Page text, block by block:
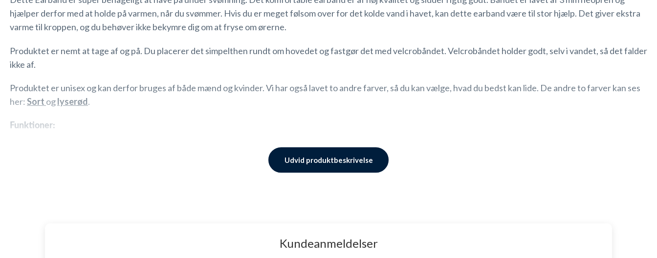
hjælper derfor med at holde på varmen, når du svømmer. Hvis du er meget følsom over for det kolde vand i havet, kan dette earband være til stor hjælp. Det giver ekstra
varme til kroppen, og du behøver ikke bekymre dig om at fryse om ørerne.
Produktet er nemt at tage af og på. Du placerer det simpelthen rundt om hovedet og fastgør det med velcrobåndet. Velcrobåndet holder godt, selv i vandet, så det falder
ikke af.
Produktet er unisex og kan derfor bruges af både mænd og kvinder. Vi har også lavet to andre farver, så du kan vælge, hvad du bedst kan lide. De andre to farver kan ses
her:Sort oglyserød.
Funktioner:
Så hvis du har svært ved at komme i det kolde vand, kan dette earband helt sikkert være til stor hjælp.
Udvid produktbeskrivelse
Kundeanmeldelser